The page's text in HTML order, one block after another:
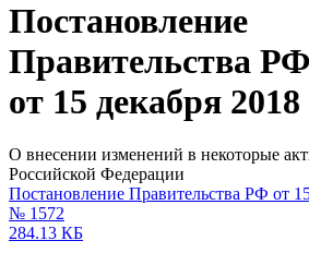
Постановление
Правительства РФ
от 15 декабря
О внесении изменений в некоторые
Российской Федерации
Постановление Правительства РФ от
№ 1572
284.13 КБ